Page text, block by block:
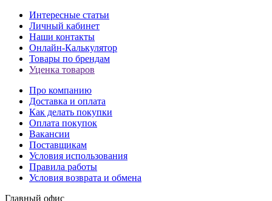
Интересные статьи
Личный кабинет
Наши контакты
Онлайн-Калькулятор
Товары по брендам
Уценка товаров
Про компанию
Доставка и оплата
Как делать покупки
Оплата покупок
Вакансии
Поставщикам
Условия использования
Правила работы
Условия возврата и обмена
Главный офис